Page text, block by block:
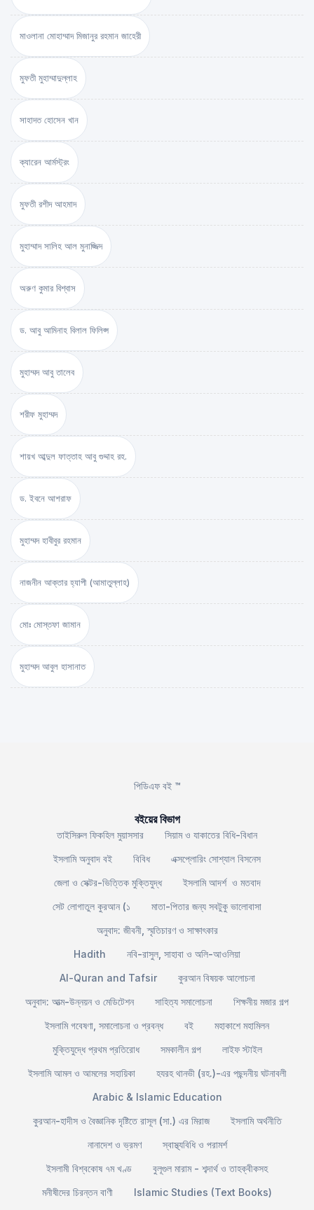
মাওলানা মোহাম্মাদ মিজানুর রহমান জাহেরী
মুফতী মুহাম্মাদুল্লাহ
সাহাদত হোসেন খান
ক্যারেন আর্মস্ট্রং
মুফতী রশীদ আহমাদ
মুহাম্মাদ সালিহ আল মুনাজ্জিদ
অরুণ কুমার বিশ্বাস
ড. আবু আমিনাহ বিলাল ফিলিপ্স
মুহাম্মদ আবু তালেব
শরীফ মুহাম্মদ
শায়খ আব্দুল ফাত্তাহ আবু গুদ্দাহ রহ.
ড. ইবনে আশরাফ
মুহাম্মদ হাবীবুর রহমান
নাজনীন আক্তার হ্যাপী (আমাতুল্লাহ)
মোঃ মোস্তফা জামান
মুহাম্মদ আবুল হাসানাত
পিডিএফ বই ™
বইয়ের বিভাগ
তাইসিরুল ফিকহিল মুয়াসসার
সিয়াম ও যাকাতের বিধি-বিধান
ইসলামি অনুবাদ বই
বিবিধ
এক্সপ্লোরিং সোশ্যাল বিসনেস
জেলা ও সেক্টর-ভিত্তিক মুক্তিযুদ্ধ
ইসলামি আদর্শ ও মতবাদ
সেট লোগাতুল কুরআন (১
মাতা-পিতার জন্য সবটুকু ভালোবাসা
অনুবাদ: জীবনী, স্মৃতিচারণ ও সাক্ষাৎকার
Hadith
নবি-রাসুল, সাহাবা ও অলি-আওলিয়া
Al-Quran and Tafsir
কুরআন বিষয়ক আলোচনা
অনুবাদ: আত্ম-উন্নয়ন ও মেডিটেশন
সাহিত্য সমালোচনা
শিক্ষনীয় মজার গল্প
ইসলামি গবেষণা, সমালোচনা ও প্রবন্ধ
বই
মহাকাশে মহামিলন
মুক্তিযুদ্ধে প্রথম প্রতিরোধ
সমকালীন গল্প
লাইফ স্টাইল
ইসলামি আমল ও আমলের সহায়িকা
হযরহ থানভী (রহ.)-এর পছন্দনীয় ঘটনাবলী
Arabic & Islamic Education
কুরআন-হাদীস ও বৈজ্ঞানিক দৃষ্টিতে রাসূল (সা.) এর মিরাজ
ইসলামি অর্থনীতি
নানাদেশ ও ভ্রমণ
স্বাস্থ্যবিধি ও পরামর্শ
ইসলামী বিশ্বকোষ ৭ম খণ্ড
বুলূগুল মারাম - শব্দার্থ ও তাহক্বীকসহ
মনীষীদের চিরন্তন বাণী
Islamic Studies (Text Books)